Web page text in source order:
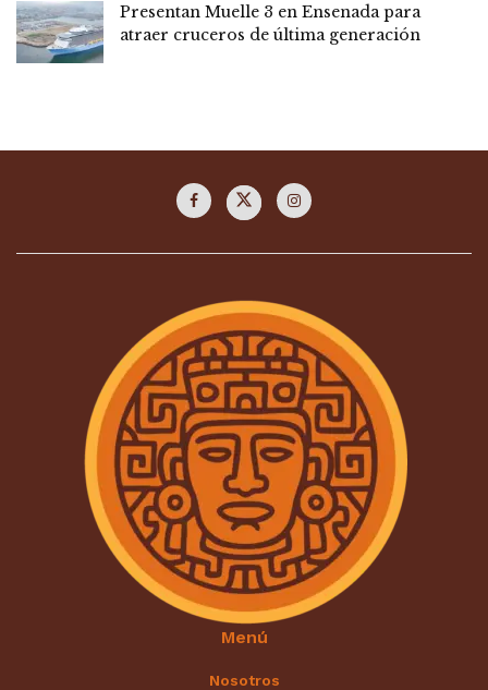
Presentan Muelle 3 en Ensenada para
atraer cruceros de última generación
Menú
Nosotros